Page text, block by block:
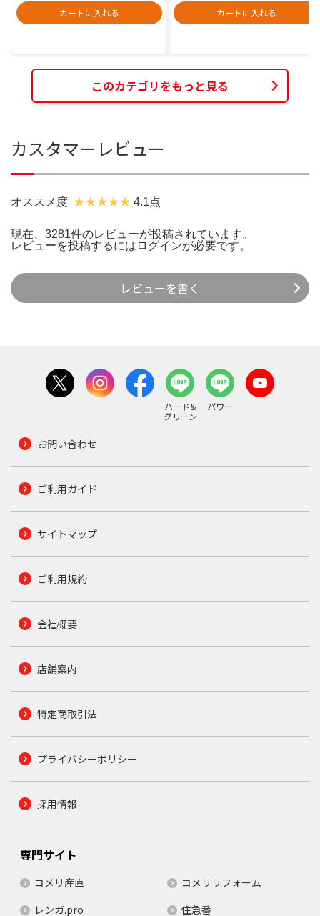
カートに入れる
カートに入れる
このカテゴリをもっと見る
カスタマーレビュー
オススメ度 4.1点
現在、3281件のレビューが投稿されています。
レビューを投稿するには ログインが必要です。
レビューを書く
ハード&
グリーン
パワー
お問い合わせ
ご利用ガイド
サイトマップ
ご利用規約
会社概要
店舗案内
特定商取引法
プライバシーポリシー
採用情報
専門サイト
コメリ産直
コメリリフォーム
レンガ.pro
住急番